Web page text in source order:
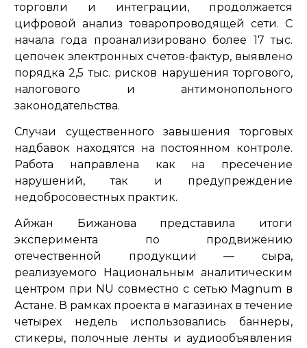
торговли и интеграции, продолжается
цифровой анализ товаропроводящей сети. С
начала года проанализировано более 17 тыс.
цепочек электронных счетов-фактур, выявлено
порядка 2,5 тыс. рисков нарушения торгового,
налогового и антимонопольного
законодательства.
Случаи существенного завышения торговых
надбавок находятся на постоянном контроле.
Работа направлена как на пресечение
нарушений, так и предупреждение
недобросовестных практик.
Айжан Бижанова представила итоги
эксперимента по продвижению
отечественной продукции — сыра,
реализуемого Национальным аналитическим
центром при NU совместно с сетью Magnum в
Астане. В рамках проекта в магазинах в течение
четырех недель использовались баннеры,
стикеры, полочные ленты и аудиообъявления